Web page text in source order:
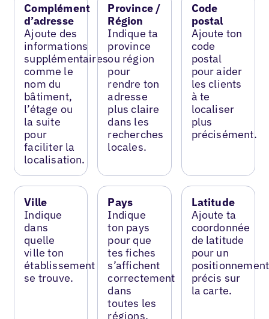
Complément
d’adresse
Ajoute des
informations
supplémentaires
comme le
nom du
bâtiment,
l’étage ou
la suite
pour
faciliter la
localisation.
Province /
Région
Indique ta
province
ou région
pour
rendre ton
adresse
plus claire
dans les
recherches
locales.
Code
postal
Ajoute ton
code
postal
pour aider
les clients
à te
localiser
plus
précisément.
Ville
Indique
dans
quelle
ville ton
établissement
se trouve.
Pays
Indique
ton pays
pour que
tes fiches
s’affichent
correctement
dans
toutes les
régions.
Latitude
Ajoute ta
coordonnée
de latitude
pour un
positionnement
précis sur
la carte.